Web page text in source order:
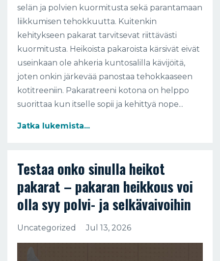
selän ja polvien kuormitusta sekä parantamaan
liikkumisen tehokkuutta. Kuitenkin
kehitykseen pakarat tarvitsevat riittävästi
kuormitusta. Heikoista pakaroista kärsivät eivät
useinkaan ole ahkeria kuntosalilla kävijöitä,
joten onkin järkevää panostaa tehokkaaseen
kotitreeniin. Pakaratreeni kotona on helppo
suorittaa kun itselle sopii ja kehittyä nope...
Jatka lukemista...
Testaa onko sinulla heikot
pakarat – pakaran heikkous voi
olla syy polvi- ja selkävaivoihin
Uncategorized Jul 13, 2026